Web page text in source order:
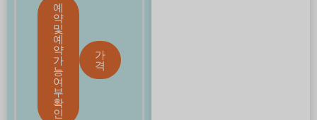
예
약
및
예
약
가
능
여
부
확
인
가
격